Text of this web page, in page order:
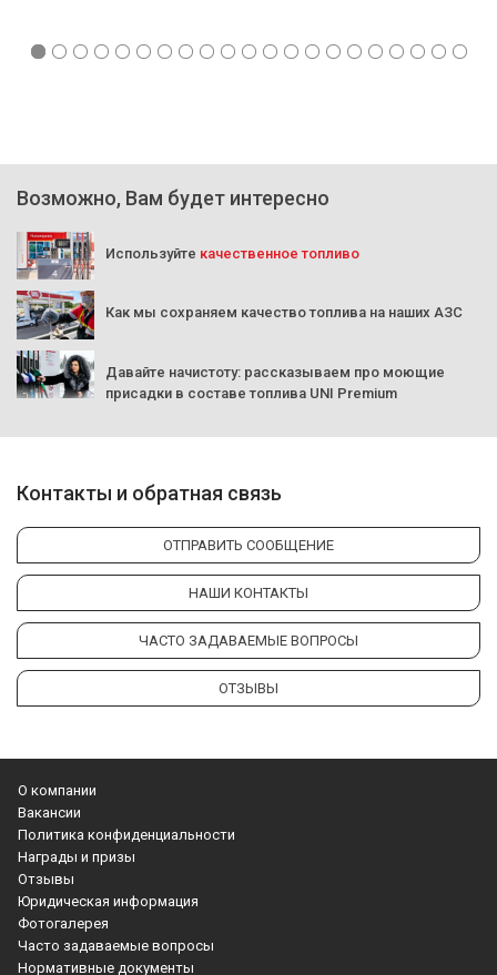
Возможно, Вам будет интересно
Используйте качественное топливо
Как мы сохраняем качество топлива на наших АЗС
Давайте начистоту: рассказываем про моющие
присадки в составе топлива UNI Premium
О компании
Вакансии
Политика конфиденциальности
Награды и призы
Отзывы
Юридическая информация
Фотогалерея
Часто задаваемые вопросы
Нормативные документы
Контакты и обратная связь
ОТПРАВИТЬ СООБЩЕНИЕ
НАШИ КОНТАКТЫ
ЧАСТО ЗАДАВАЕМЫЕ ВОПРОСЫ
ОТЗЫВЫ